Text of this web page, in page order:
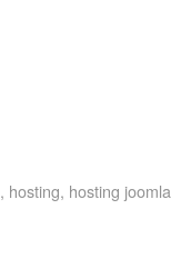
, hosting, hosting joomla